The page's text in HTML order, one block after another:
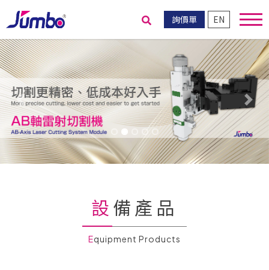
詢價單 EN
送出搜尋
Previous
Next
設備產品
Equipment Products